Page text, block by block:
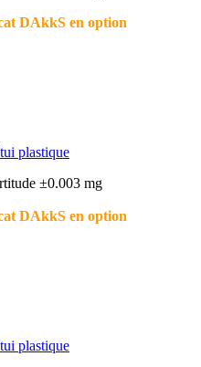
DAkkS en option
plastique
±0.003 mg
DAkkS en option
plastique